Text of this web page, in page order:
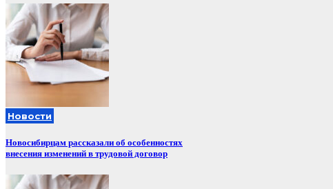
Новости
Новосибирцам рассказали об особенностях
внесения изменений в трудовой договор